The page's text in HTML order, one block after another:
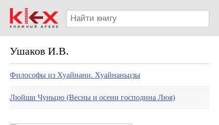
Ушаков И.В.
Философы из Хуайнани. Хуайнаньцзы
Люйши Чуньцю (Весны и осени господина Люя)